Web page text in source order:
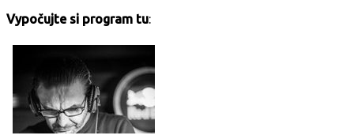
Vypočujte si program tu: